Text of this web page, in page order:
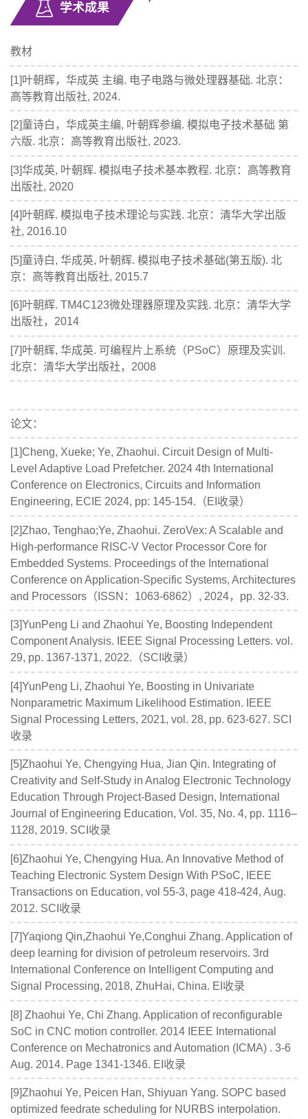
学术成果
教材
[1]叶朝辉，华成英 主编. 电子电路与微处理器基础. 北京：
高等教育出版社, 2024.
[2]童诗白，华成英主编, 叶朝辉参编. 模拟电子技术基础 第
六版. 北京：高等教育出版社, 2023.
[3]华成英, 叶朝辉. 模拟电子技术基本教程. 北京：高等教育
出版社, 2020
[4]叶朝辉. 模拟电子技术理论与实践. 北京：清华大学出版
社, 2016.10
[5]童诗白, 华成英, 叶朝辉. 模拟电子技术基础(第五版). 北
京：高等教育出版社, 2015.7
[6]叶朝辉. TM4C123微处理器原理及实践. 北京：清华大学
出版社，2014
[7]叶朝辉, 华成英. 可编程片上系统（PSoC）原理及实训.
北京：清华大学出版社，2008
论文：
[1]Cheng, Xueke; Ye, Zhaohui. Circuit Design of Multi-
Level Adaptive Load Prefetcher. 2024 4th International
Conference on Electronics, Circuits and Information
Engineering, ECIE 2024, pp: 145-154.（EI收录）
[2]Zhao, Tenghao;Ye, Zhaohui. ZeroVex: A Scalable and
High-performance RISC-V Vector Processor Core for
Embedded Systems. Proceedings of the International
Conference on Application-Specific Systems, Architectures
and Processors（ISSN：1063-6862）, 2024，pp. 32-33.
[3]YunPeng Li and Zhaohui Ye, Boosting Independent
Component Analysis. IEEE Signal Processing Letters. vol.
29, pp. 1367-1371, 2022.（SCI收录）
[4]YunPeng Li, Zhaohui Ye, Boosting in Univariate
Nonparametric Maximum Likelihood Estimation. IEEE
Signal Processing Letters, 2021, vol. 28, pp. 623-627. SCI
收录
[5]Zhaohui Ye, Chengying Hua, Jian Qin. Integrating of
Creativity and Self-Study in Analog Electronic Technology
Education Through Project-Based Design, International
Journal of Engineering Education, Vol. 35, No. 4, pp. 1116–
1128, 2019. SCI收录
[6]Zhaohui Ye, Chengying Hua. An Innovative Method of
Teaching Electronic System Design With PSoC, IEEE
Transactions on Education, vol 55-3, page 418-424, Aug.
2012. SCI收录
[7]Yaqiong Qin,Zhaohui Ye,Conghui Zhang. Application of
deep learning for division of petroleum reservoirs. 3rd
International Conference on Intelligent Computing and
Signal Processing, 2018, ZhuHai, China. EI收录
[8] Zhaohui Ye, Chi Zhang. Application of reconfigurable
SoC in CNC motion controller. 2014 IEEE International
Conference on Mechatronics and Automation (ICMA) . 3-6
Aug. 2014. Page 1341-1346. EI收录
[9]Zhaohui Ye, Peicen Han, Shiyuan Yang. SOPC based
optimized feedrate scheduling for NURBS interpolation.